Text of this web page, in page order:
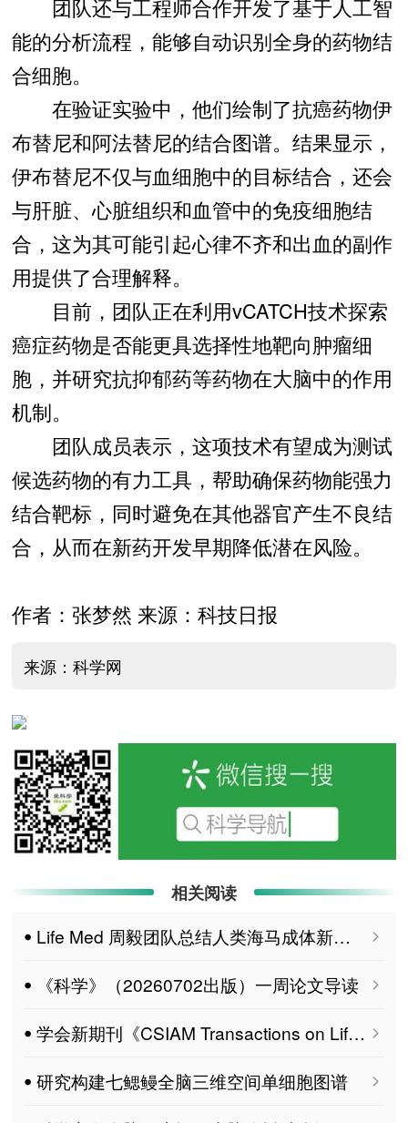
团队还与工程师合作开发了基于人工智
能的分析流程，能够自动识别全身的药物结
合细胞。
在验证实验中，他们绘制了抗癌药物伊
布替尼和阿法替尼的结合图谱。结果显示，
伊布替尼不仅与血细胞中的目标结合，还会
与肝脏、心脏组织和血管中的免疫细胞结
合，这为其可能引起心律不齐和出血的副作
用提供了合理解释。
目前，团队正在利用vCATCH技术探索
癌症药物是否能更具选择性地靶向肿瘤细
胞，并研究抗抑郁药等药物在大脑中的作用
机制。
团队成员表示，这项技术有望成为测试
候选药物的有力工具，帮助确保药物能强力
结合靶标，同时避免在其他器官产生不良结
合，从而在新药开发早期降低潜在风险。
作者：张梦然 来源：科技日报
来源：科学网
相关阅读
ꔷ Life Med 周毅团队总结人类海马成体新生神经元的研究进展
ꔷ 《科学》（20260702出版）一周论文导读
ꔷ 学会新期刊《CSIAM Transactions on Life Sciences》2026年第二期精选文章推荐（一）
ꔷ 研究构建七鳃鳗全脑三维空间单细胞图谱